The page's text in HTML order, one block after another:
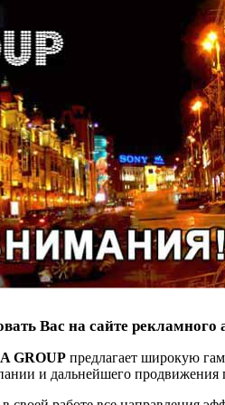
Вас на сайте рекламного
GROUP предлагает широкую
и дальнейшего